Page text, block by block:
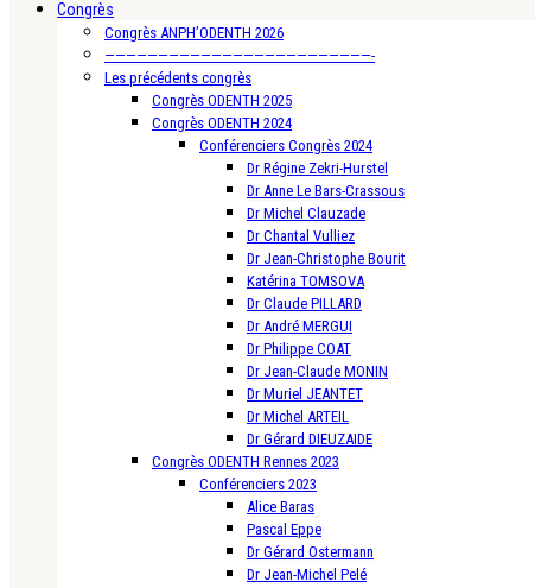
Congrès
Congrès ANPH’ODENTH 2026
—————————————————————————-
Les précédents congrès
Congrès ODENTH 2025
Congrès ODENTH 2024
Conférenciers Congrès 2024
Dr Régine Zekri-Hurstel
Dr Anne Le Bars-Crassous
Dr Michel Clauzade
Dr Chantal Vulliez
Dr Jean-Christophe Bourit
Katérina TOMSOVA
Dr Claude PILLARD
Dr André MERGUI
Dr Philippe COAT
Dr Jean-Claude MONIN
Dr Muriel JEANTET
Dr Michel ARTEIL
Dr Gérard DIEUZAIDE
Congrès ODENTH Rennes 2023
Conférenciers 2023
Alice Baras
Pascal Eppe
Dr Gérard Ostermann
Dr Jean-Michel Pelé